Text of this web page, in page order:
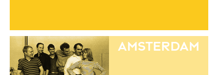
Amsterdam